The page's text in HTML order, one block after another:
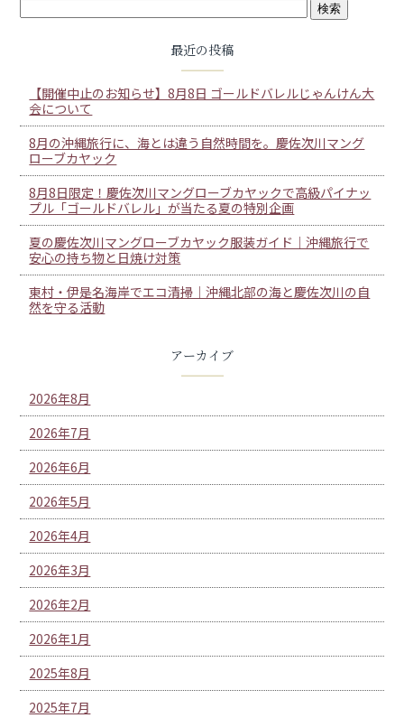
最近の投稿
【開催中止のお知らせ】8月8日 ゴールドバレルじゃんけん大
会について
8月の沖縄旅行に、海とは違う自然時間を。慶佐次川マング
ローブカヤック
8月8日限定！慶佐次川マングローブカヤックで高級パイナッ
プル「ゴールドバレル」が当たる夏の特別企画
夏の慶佐次川マングローブカヤック服装ガイド｜沖縄旅行で
安心の持ち物と日焼け対策
東村・伊是名海岸でエコ清掃｜沖縄北部の海と慶佐次川の自
然を守る活動
アーカイブ
2026年8月
2026年7月
2026年6月
2026年5月
2026年4月
2026年3月
2026年2月
2026年1月
2025年8月
2025年7月